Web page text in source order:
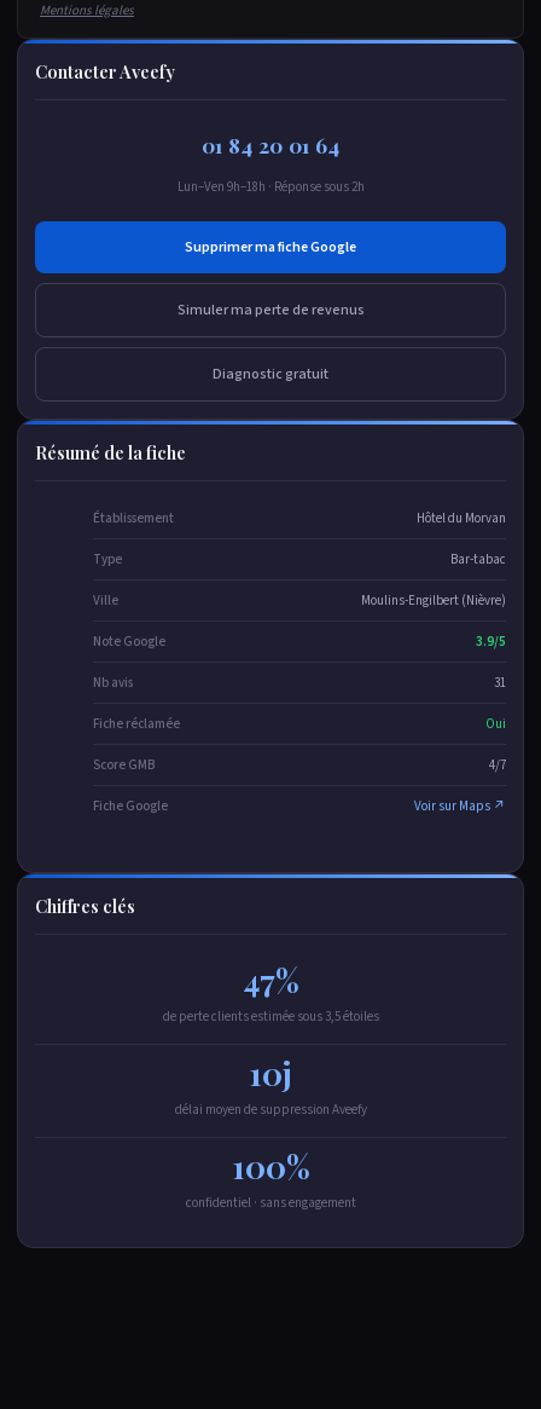
Mentions légales
Contacter Aveefy
01 84 20 01 64
Lun–Ven 9h–18h · Réponse sous 2h
Supprimer ma fiche Google
Simuler ma perte de revenus
Diagnostic gratuit
Résumé de la fiche
Établissement Hôtel du Morvan
Type Bar-tabac
Ville Moulins-Engilbert (Nièvre)
Note Google 3.9/5
Nb avis 31
Fiche réclamée Oui
Score GMB 4/7
Fiche Google Voir sur Maps ↗
Chiffres clés
47%
de perte clients estimée sous 3,5 étoiles
10j
délai moyen de suppression Aveefy
100%
confidentiel · sans engagement